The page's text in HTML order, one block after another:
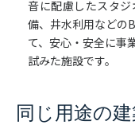
音に配慮したスタ
備、井水利用などの
て、安心・安全に事
試みた施設です。
同じ用途の